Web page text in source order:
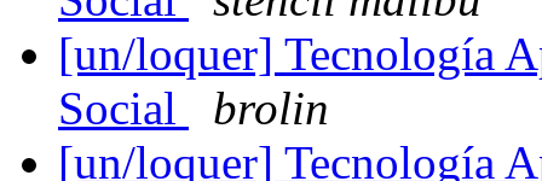
[un/loquer] Tecnología
Social
brolin
[un/loquer] Tecnología